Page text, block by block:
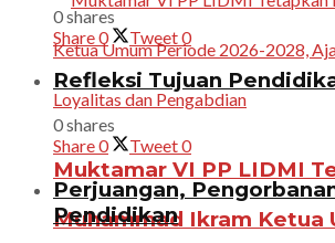
Muktamar VI PP LIDMI
Muhammad Ikram Ketua
0 shares
Share0 Tweet0
Refleksi Tujuan
0 shares
Share0 Tweet0
Perjuangan,
Pendidikan